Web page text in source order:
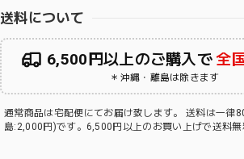
送料について
6,500円以上のご購入で全
＊沖縄・離島は除きます
通常商品は宅配便にてお届け致します。 送料は一律
島:2,000円)です。6,500円以上のお買い上げで送料無